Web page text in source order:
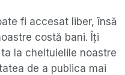
fi accesat liber, însă
costă bani. Îți
la cheltuielile noastre
de a publica mai